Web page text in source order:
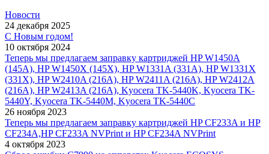
Новости
24 декабря 2025
С Новым годом!
10 октября 2024
Теперь мы предлагаем заправку картриджей HP W1450A
(145A), HP W1450X (145X), HP W1331A (331A), HP W1331X
(331X), HP W2410A (216A), HP W2411A (216A), HP W2412A
(216A), HP W2413A (216A), Kyocera TK-5440K, Kyocera TK-
5440Y, Kyocera TK-5440M, Kyocera TK-5440C
26 ноября 2023
Теперь мы предлагаем заправку картриджей HP CF233A и HP
CF234A,HP CF233A NVPrint и HP CF234A NVPrint
4 октября 2023